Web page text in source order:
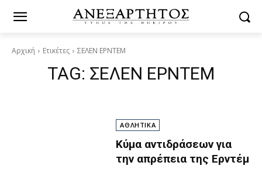
Αρχική Ετικέτες ΣΕΛΕΝ ΕΡΝΤΕΜ
TAG: ΣΕΛΕΝ ΕΡΝΤΕΜ
ΑΘΛΗΤΙΚΑ
Κύμα αντιδράσεων για
την απρέπεια της Ερντέμ